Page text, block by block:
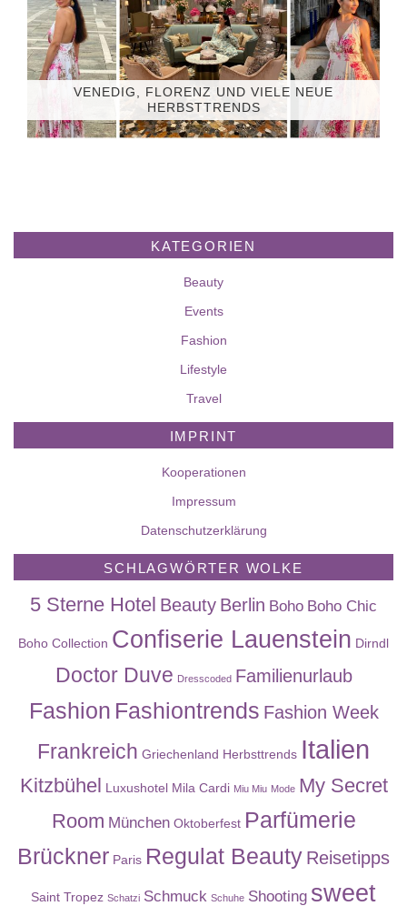
VENEDIG, FLORENZ UND VIELE NEUE
HERBSTTRENDS
KATEGORIEN
Beauty
Events
Fashion
Lifestyle
Travel
IMPRINT
Kooperationen
Impressum
Datenschutzerklärung
SCHLAGWÖRTER WOLKE
5 Sterne Hotel Beauty Berlin Boho Boho Chic
Boho Collection Confiserie Lauenstein Dirndl
Doctor Duve Dresscoded Familienurlaub
Fashion Fashiontrends Fashion Week
Frankreich Griechenland Herbsttrends Italien
Kitzbühel Luxushotel Mila Cardi Miu Miu Mode My Secret
Room München Oktoberfest Parfümerie
Brückner Paris Regulat Beauty Reisetipps
Saint Tropez Schatzi Schmuck Schuhe Shooting sweet